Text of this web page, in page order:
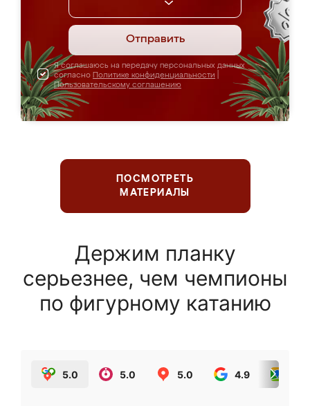
Отправить
Я соглашаюсь на передачу персональных данных
согласно Политике конфиденциальности
Пользовательскому соглашению
ПОСМОТРЕТЬ
МАТЕРИАЛЫ
Держим планку
серьезнее, чем чемпионы
по фигурному катанию
5.0 5.0 5.0 4.9